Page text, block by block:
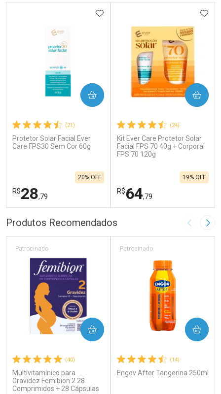
(21)
Protetor Solar Facial Ever
Care FPS30 Sem Cor 60g
R$28,79
20% OFF
ADICIONAR AOS FAVORITOS
COMPRAR
FECHAR
Laboratório
Ativar Desconto
FECHAR
Por Menos
Comprar sem Desconto
(24)
Kit Ever Care Protetor Solar
Facial FPS 70 40g + Corporal
FPS 70 120g
R$64,79
19% OFF
COMPRAR
Laboratório
Ativar Desconto
Por Menos
Produtos Recomendados Imagem
(40)
Multivitamínico para
Gravidez Femibion 2 28
Comprimidos + 28 Cápsulas
Patrocinado
COMPRAR
(14)
Engov After Tangerina 250ml
Patrocinado
COMPRAR